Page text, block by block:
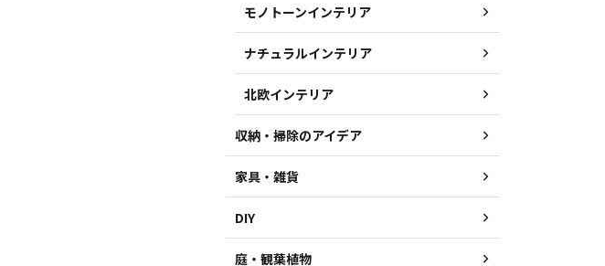
モノトーンインテリア
ナチュラルインテリア
北欧インテリア
収納・掃除のアイデア
家具・雑貨
DIY
庭・観葉植物